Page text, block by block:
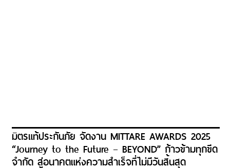
มิตรแท้ประกันภัย จัดงาน MITTARE AWARDS 2025
“Journey to the Future – BEYOND” ก้าวข้ามทุกขีด
จำกัด สู่อนาคตแห่งความสำเร็จที่ไม่มีวันสิ้นสุด